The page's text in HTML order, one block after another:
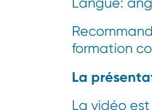
formation
La
La vidéo